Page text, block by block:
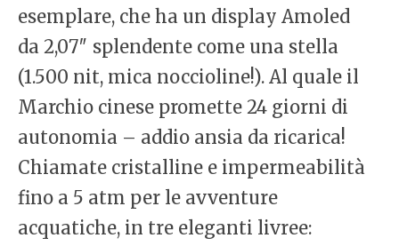
esemplare, che ha un display Amoled
da 2,07″ splendente come una stella
(1.500 nit, mica noccioline!). Al quale il
Marchio cinese promette 24 giorni di
autonomia – addio ansia da ricarica!
Chiamate cristalline e impermeabilità
fino a 5 atm per le avventure
acquatiche, in tre eleganti livree: